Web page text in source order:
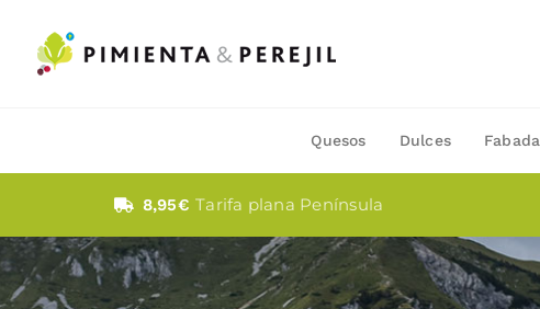
contenido
Quesos Dulces Fabada
8,95€Tarifa plana Península